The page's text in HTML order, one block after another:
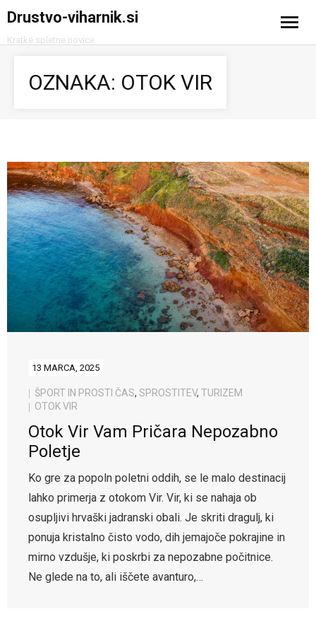
Drustvo-viharnik.si
Kratke spletne novice
Turizem
OZNAKA: OTOK VIR
13 MARCA, 2025
ŠPORT IN PROSTI ČAS, SPROSTITEV, TURIZEM
OTOK VIR
Otok Vir Vam Pričara Nepozabno
Poletje
Ko gre za popoln poletni oddih, se le malo destinacij
lahko primerja z otokom Vir. Vir, ki se nahaja ob
osupljivi hrvaški jadranski obali. Je skriti dragulj, ki
ponuja kristalno čisto vodo, dih jemajoče pokrajine in
mirno vzdušje, ki poskrbi za nepozabne počitnice.
Ne glede na to, ali iščete avanturo,…